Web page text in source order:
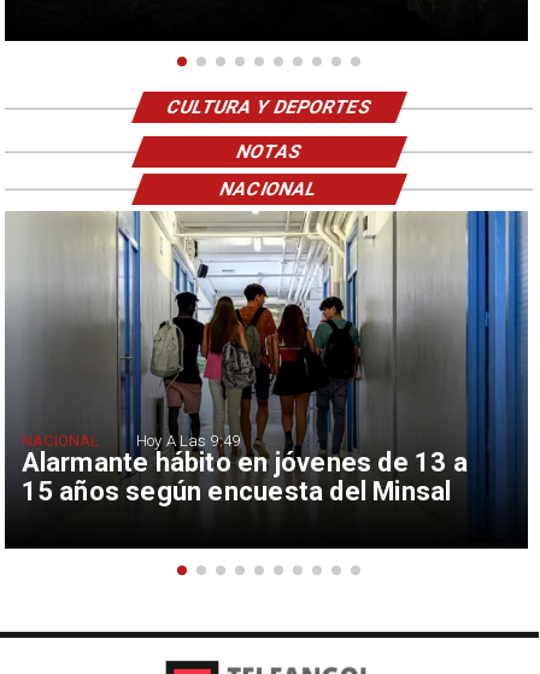
CULTURA Y DEPORTES
NOTAS
Alarmante hábito en jóvenes de 13 a
15 años según encuesta del Minsal
NACIONAL Hoy A Las 9:49
NACIONAL